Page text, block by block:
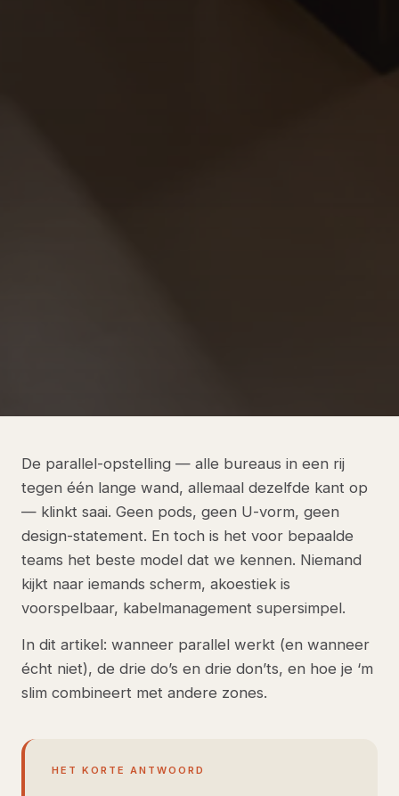
De parallel-opstelling — alle bureaus in een rij
tegen één lange wand, allemaal dezelfde kant op
— klinkt saai. Geen pods, geen U-vorm, geen
design-statement. En toch is het voor bepaalde
teams het beste model dat we kennen. Niemand
kijkt naar iemands scherm, akoestiek is
voorspelbaar, kabelmanagement supersimpel.
In dit artikel: wanneer parallel werkt (en wanneer
écht niet), de drie do’s en drie don’ts, en hoe je ‘m
slim combineert met andere zones.
HET KORTE ANTWOORD